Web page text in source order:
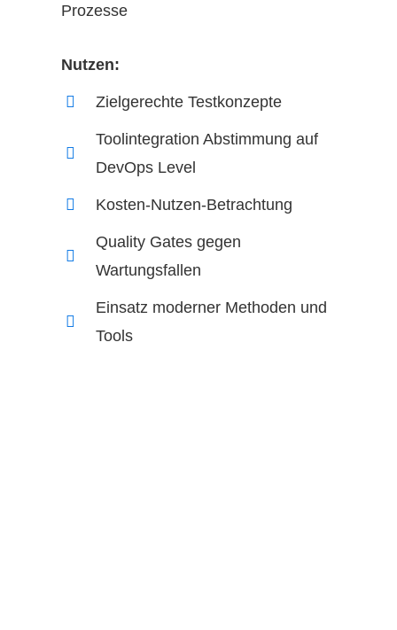
Prozesse
Nutzen:
Zielgerechte Testkonzepte
Toolintegration Abstimmung auf
DevOps Level
Kosten-Nutzen-Betrachtung
Quality Gates gegen
Wartungsfallen
Einsatz moderner Methoden und
Tools